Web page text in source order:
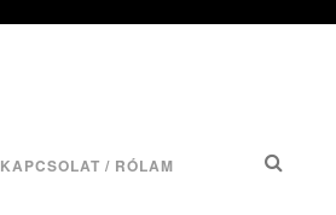
KAPCSOLAT / RÓLAM